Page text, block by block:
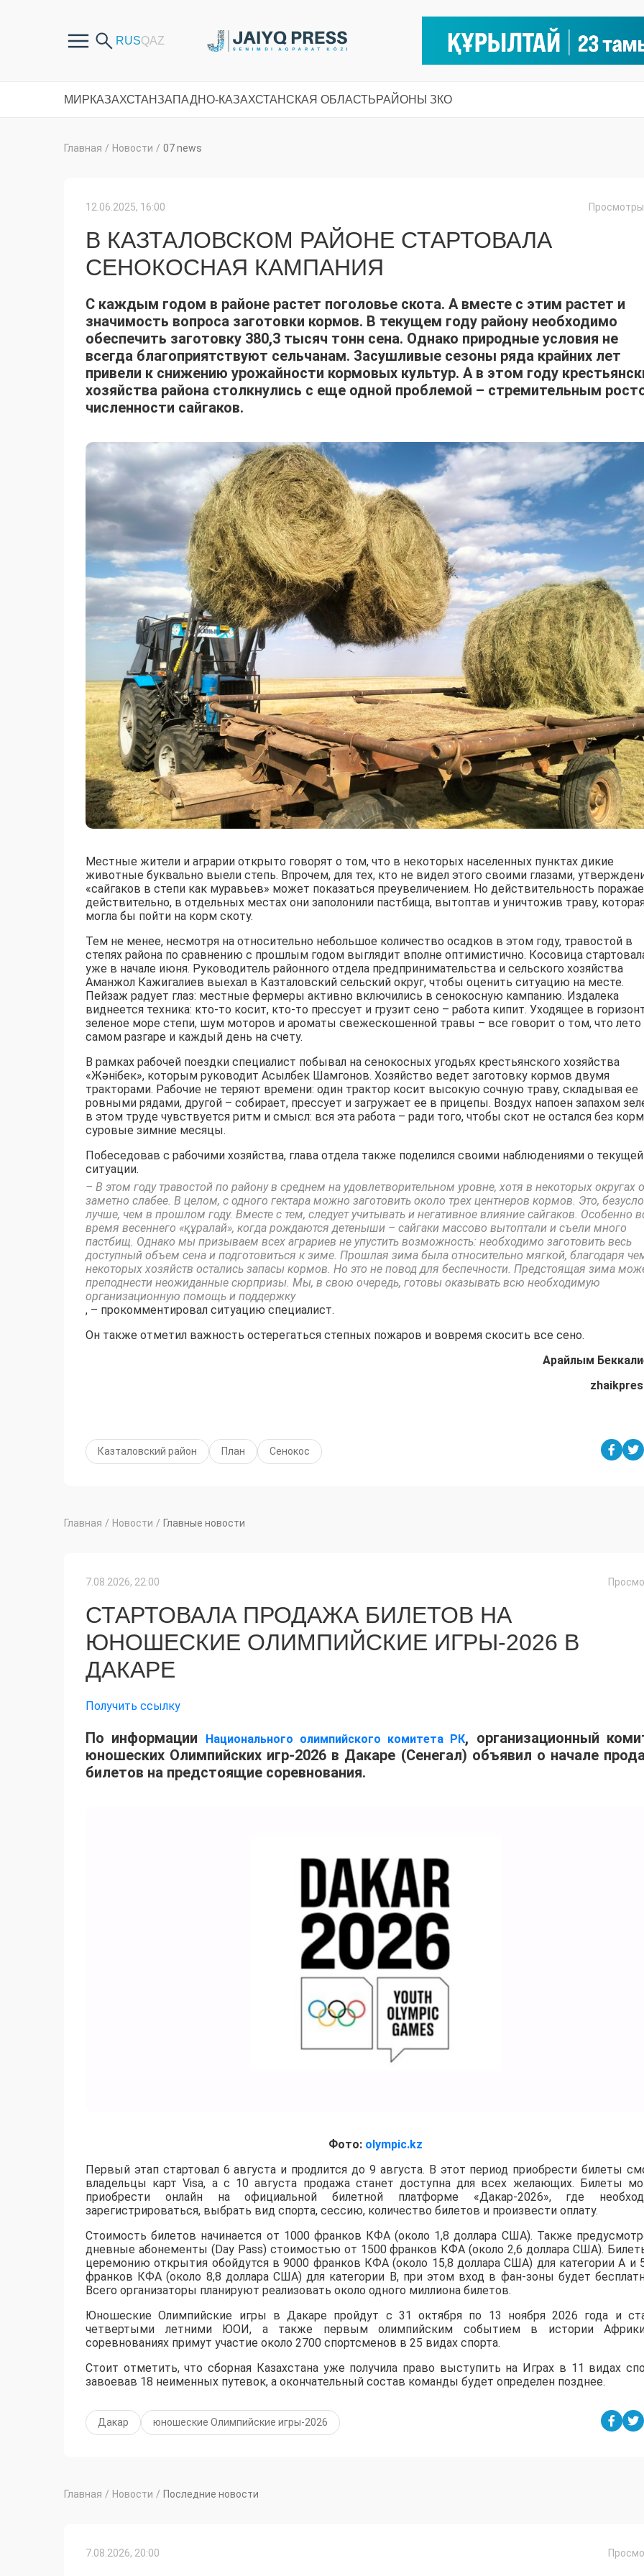
МИРКАЗАХСТАНЗАПАДНО-КАЗАХСТАНСКАЯ ОБЛАСТЬРАЙОНЫ ЗКО
Главная / Новости / 07 news
12.06.2025, 16:00
В КАЗТАЛОВСКОМ РАЙОНЕ СТАРТОВАЛА
СЕНОКОСНАЯ КАМПАНИЯ
С каждым годом в районе растет поголовье скота. А вместе с этим растет и
значимость вопроса заготовки кормов. В текущем году району необходимо
обеспечить заготовку 380,3 тысяч тонн сена. Однако природные условия не
всегда благоприятствуют сельчанам. Засушливые сезоны ряда крайних лет
привели к снижению урожайности кормовых культур. А в этом году
хозяйства района столкнулись с еще одной проблемой – стремительным
численности сайгаков.
Местные жители и аграрии открыто говорят о том, что в некоторых населенных пунктах дикие
животные буквально выели степь. Впрочем, для тех, кто не видел этого своими глазами,
«сайгаков в степи как муравьев» может показаться преувеличением. Но действительность
действительно, в отдельных местах они заполонили пастбища, вытоптав и уничтожив траву,
могла бы пойти на корм скоту.
Тем не менее, несмотря на относительно небольшое количество осадков в этом году, травостой в
степях района по сравнению с прошлым годом выглядит вполне оптимистично. Косовица
уже в начале июня. Руководитель районного отдела предпринимательства и сельского хозяйства
Аманжол Кажигалиев выехал в Казталовский сельский округ, чтобы оценить ситуацию на месте.
Пейзаж радует глаз: местные фермеры активно включились в сенокосную кампанию. Издалека
виднеется техника: кто-то косит, кто-то прессует и грузит сено – работа кипит. Уходящее в
зеленое море степи, шум моторов и ароматы свежескошенной травы – все говорит о том, что лето
самом разгаре и каждый день на счету.
В рамках рабочей поездки специалист побывал на сенокосных угодьях крестьянского хозяйства
«Жәнібек», которым руководит Асылбек Шамгонов. Хозяйство ведет заготовку кормов двумя
тракторами. Рабочие не теряют времени: один трактор косит высокую сочную траву, складывая ее
ровными рядами, другой – собирает, прессует и загружает ее в прицепы. Воздух напоен запахом
в этом труде чувствуется ритм и смысл: вся эта работа – ради того, чтобы скот не остался без
суровые зимние месяцы.
Побеседовав с рабочими хозяйства, глава отдела также поделился своими наблюдениями о текущей
ситуации.
– В этом году травостой по району в среднем на удовлетворительном уровне, хотя в некоторых округах
заметно слабее. В целом, с одного гектара можно заготовить около трех центнеров кормов. Это,
лучше, чем в прошлом году. Вместе с тем, следует учитывать и негативное влияние сайгаков. Особенно
время весеннего «құралай», когда рождаются детеныши – сайгаки массово вытоптали и съели много
пастбищ. Однако мы призываем всех аграриев не упустить возможность: необходимо заготовить весь
доступный объем сена и подготовиться к зиме. Прошлая зима была относительно мягкой, благодаря
некоторых хозяйств остались запасы кормов. Но это не повод для беспечности. Предстоящая зима
преподнести неожиданные сюрпризы. Мы, в свою очередь, готовы оказывать всю необходимую
организационную помощь и поддержку
, – прокомментировал ситуацию специалист.
Он также отметил важность остерегаться степных пожаров и вовремя скосить все сено.
Арайлым
Казталовский район План Сенокос
Главная / Новости / Главные новости
7.08.2026, 22:00
СТАРТОВАЛА ПРОДАЖА БИЛЕТОВ НА
ЮНОШЕСКИЕ ОЛИМПИЙСКИЕ ИГРЫ-2026 В
ДАКАРЕ
Получить ссылку
По информации Национального олимпийского комитета РК, организационный
юношеских Олимпийских игр-2026 в Дакаре (Сенегал) объявил о начале
билетов на предстоящие соревнования.
Фото: olympic.kz
Первый этап стартовал 6 августа и продлится до 9 августа. В этот период приобрести билеты
владельцы карт Visa, а с 10 августа продажа станет доступна для всех желающих. Билеты
приобрести онлайн на официальной билетной платформе «Дакар-2026», где
зарегистрироваться, выбрать вид спорта, сессию, количество билетов и произвести оплату.
Стоимость билетов начинается от 1000 франков КФА (около 1,8 доллара США). Также
дневные абонементы (Day Pass) стоимостью от 1500 франков КФА (около 2,6 доллара США).
церемонию открытия обойдутся в 9000 франков КФА (около 15,8 доллара США) для категории A и
франков КФА (около 8,8 доллара США) для категории B, при этом вход в фан-зоны будет
Всего организаторы планируют реализовать около одного миллиона билетов.
Юношеские Олимпийские игры в Дакаре пройдут с 31 октября по 13 ноября 2026 года и
четвертыми летними ЮОИ, а также первым олимпийским событием в истории
соревнованиях примут участие около 2700 спортсменов в 25 видах спорта.
Стоит отметить, что сборная Казахстана уже получила право выступить на Играх в 11 видах
завоевав 18 неименных путевок, а окончательный состав команды будет определен позднее.
Дакар юношеские Олимпийские игры-2026
Главная / Новости / Последние новости
7.08.2026, 20:00